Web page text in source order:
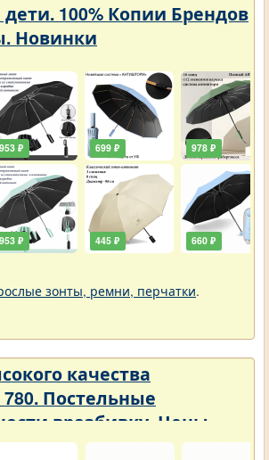
100% Копии Брендов
Новинки
953 ₽
953 ₽
699 ₽
445 ₽
978 ₽
660 ₽
зонты, ремни, перчатки.
качества
Постельные
вразбивку. Цены